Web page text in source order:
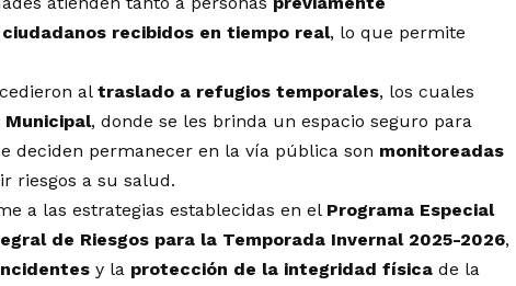
recibidos en tiempo real, lo que permite
al traslado a refugios temporales, los cuales
Municipal, donde se les brinda un espacio seguro para
deciden permanecer en la vía pública son monitoreadas
riesgos a su salud.
a las estrategias establecidas en el Programa Especial
de Riesgos para la Temporada Invernal 2025-2026,
y la protección de la integridad física de la